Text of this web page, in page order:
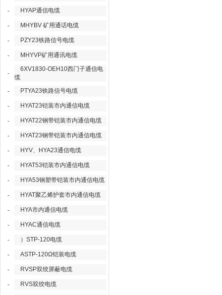
- HYAP通信电缆
- MHYBV 矿用通话电缆
- PZY23铁路信号电缆
- MHYVP矿用通讯电缆
-
6XV1830-OEH10西门子通信电
缆
-
PTYA23铁路信号电缆
- HYAT23铠装市内通信电缆
- HYAT22钢带铠装市内通信电缆
- HYAT23钢带铠装市内通信电缆
- HYV、HYA23通信电缆
- HYAT53铠装市内通信电缆
- HYA53钢塑带铠装市内通信电缆
- HYAT聚乙烯护套市内通信电缆
- HYA市内通信电缆
- HYAC通信电缆
- ）STP-120电缆
- ASTP-120Ω铠装电缆
- RVSP双绞屏蔽电缆
- RVS双绞电缆